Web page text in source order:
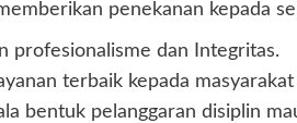
penekanan kepada
profesionalisme dan Integritas.
terbaik kepada
bentuk pelanggaran disiplin